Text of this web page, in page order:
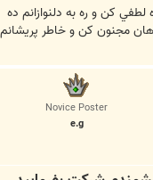
لطفي کن و ره به دلنوازانم ده
مجنون کن و خاطر
Novice Poster
e.g